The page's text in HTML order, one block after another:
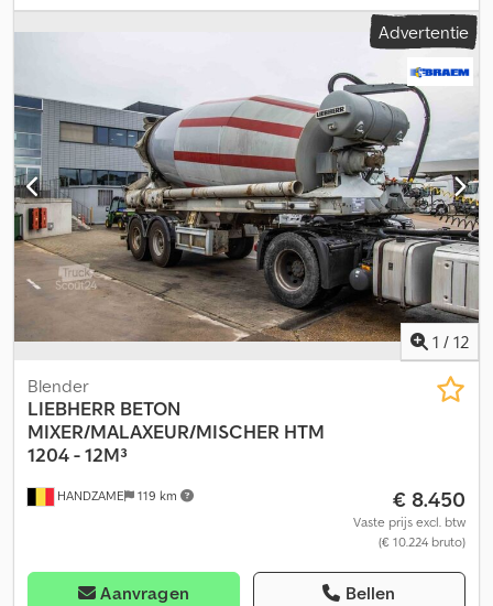
425/65R22,5 Dedpfouc Ehnex Apmsck Vering: Luchtvering
Aandrijving: Wiel GVW: 36.000 kg
Advertentie
1 / 12
HANDZAME 119 km
Blender
LIEBHERR BETON
MIXER/MALAXEUR/MISCHER HTM
1204 - 12M³
€ 8.450
Vaste prijs excl. btw
(€ 10.224 bruto)
Aanvragen Bellen